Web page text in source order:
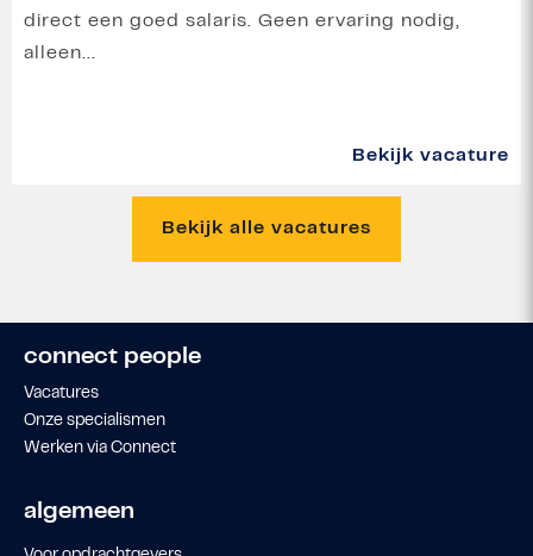
direct een goed salaris. Geen ervaring nodig,
alleen...
Bekijk vacature
Bekijk alle vacatures
connect people
Vacatures
Onze specialismen
Werken via Connect
algemeen